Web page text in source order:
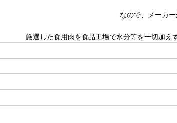
なので、メーカ
厳選した食用肉を食品工場で水分等を一切加